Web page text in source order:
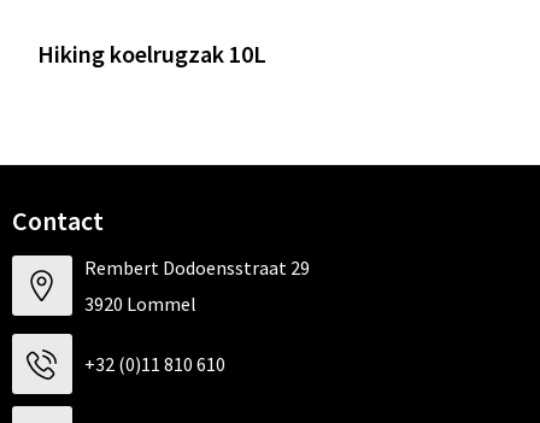
Hiking koelrugzak 10L
Contact
Rembert Dodoensstraat 29
3920 Lommel
+32 (0)11 810 610